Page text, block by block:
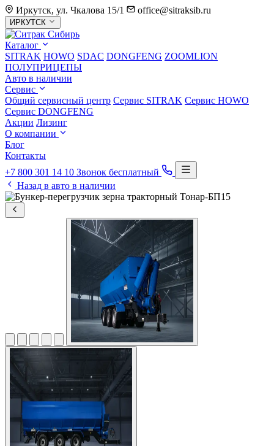
Иркутск, ул. Чкалова 15/1
office@sitraksib.ru
Выбор
города
ИРКУТСК
Каталог
SITRAK HOWO SDAC DONGFENG ZOOMLION
ПОЛУПРИЦЕПЫ
Авто в наличии
Сервис
Общий сервисный центр Сервис SITRAK Сервис HOWO
Сервис DONGFENG
Акции Лизинг
О компании
Блог
Контакты
+7 800 301 14 10 Звонок бесплатный
Назад в авто в наличии